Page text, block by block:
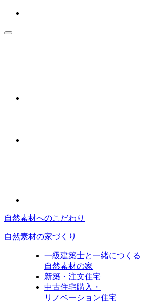
自然素材へのこだわり
自然素材の家づくり
一級建築士と一緒につくる
自然素材の家
新築・注文住宅
中古住宅購入・
リノベーション住宅